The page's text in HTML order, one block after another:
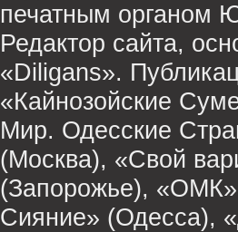
печатным органом
Редактор сайта,
«Diligans».
«Кайнозойские
Мир. Одесские
(Москва), «Свой
(Запорожье),
Сияние» (Одесса),